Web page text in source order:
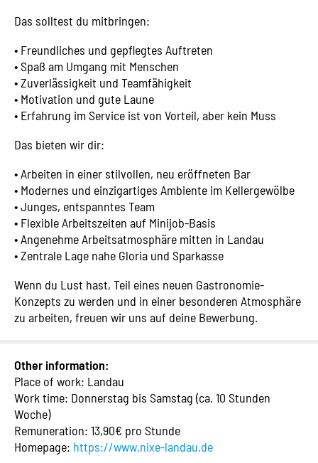
Das solltest du mitbringen:
•⁠ ⁠Freundliches und gepflegtes Auftreten
•⁠ ⁠Spaß am Umgang mit Menschen
•⁠ ⁠Zuverlässigkeit und Teamfähigkeit
•⁠ ⁠Motivation und gute Laune
•⁠ ⁠Erfahrung im Service ist von Vorteil, aber kein Muss
Das bieten wir dir:
•⁠ ⁠Arbeiten in einer stilvollen, neu eröffneten Bar
•⁠ ⁠Modernes und einzigartiges Ambiente im Kellergewölbe
•⁠ ⁠Junges, entspanntes Team
•⁠ ⁠Flexible Arbeitszeiten auf Minijob-Basis
•⁠ ⁠Angenehme Arbeitsatmosphäre mitten in Landau
•⁠ ⁠Zentrale Lage nahe Gloria und Sparkasse
Wenn du Lust hast, Teil eines neuen Gastronomie-
Konzepts zu werden und in einer besonderen Atmosphäre
zu arbeiten, freuen wir uns auf deine Bewerbung.
Other information:
Place of work: Landau
Work time: Donnerstag bis Samstag (ca. 10 Stunden
Woche)
Remuneration: 13,90€ pro Stunde
Homepage: https://www.nixe-landau.de